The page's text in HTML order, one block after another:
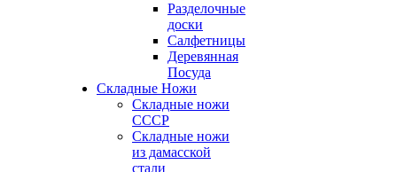
Разделочные
доски
Салфетницы
Деревянная
Посуда
Складные Ножи
Cкладные ножи
СССР
Складные ножи
из дамасской
стали